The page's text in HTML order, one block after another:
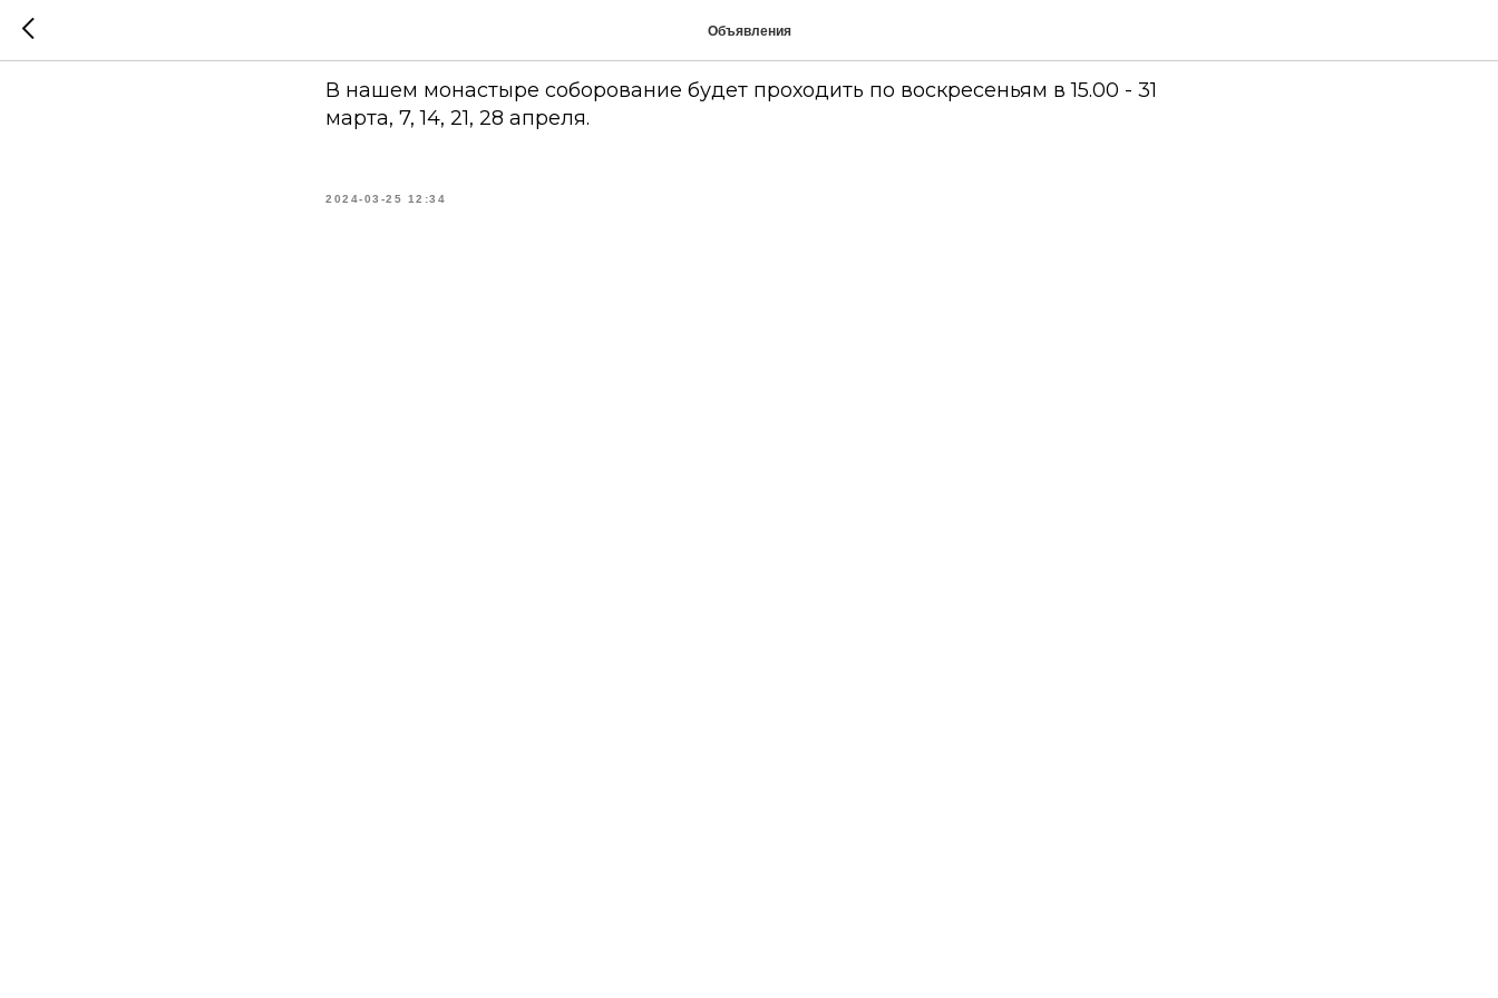
Объявления
В нашем монастыре соборование будет проходить по воскресеньям в 15.00 - 31
марта, 7, 14, 21, 28 апреля.
2024-03-25 12:34